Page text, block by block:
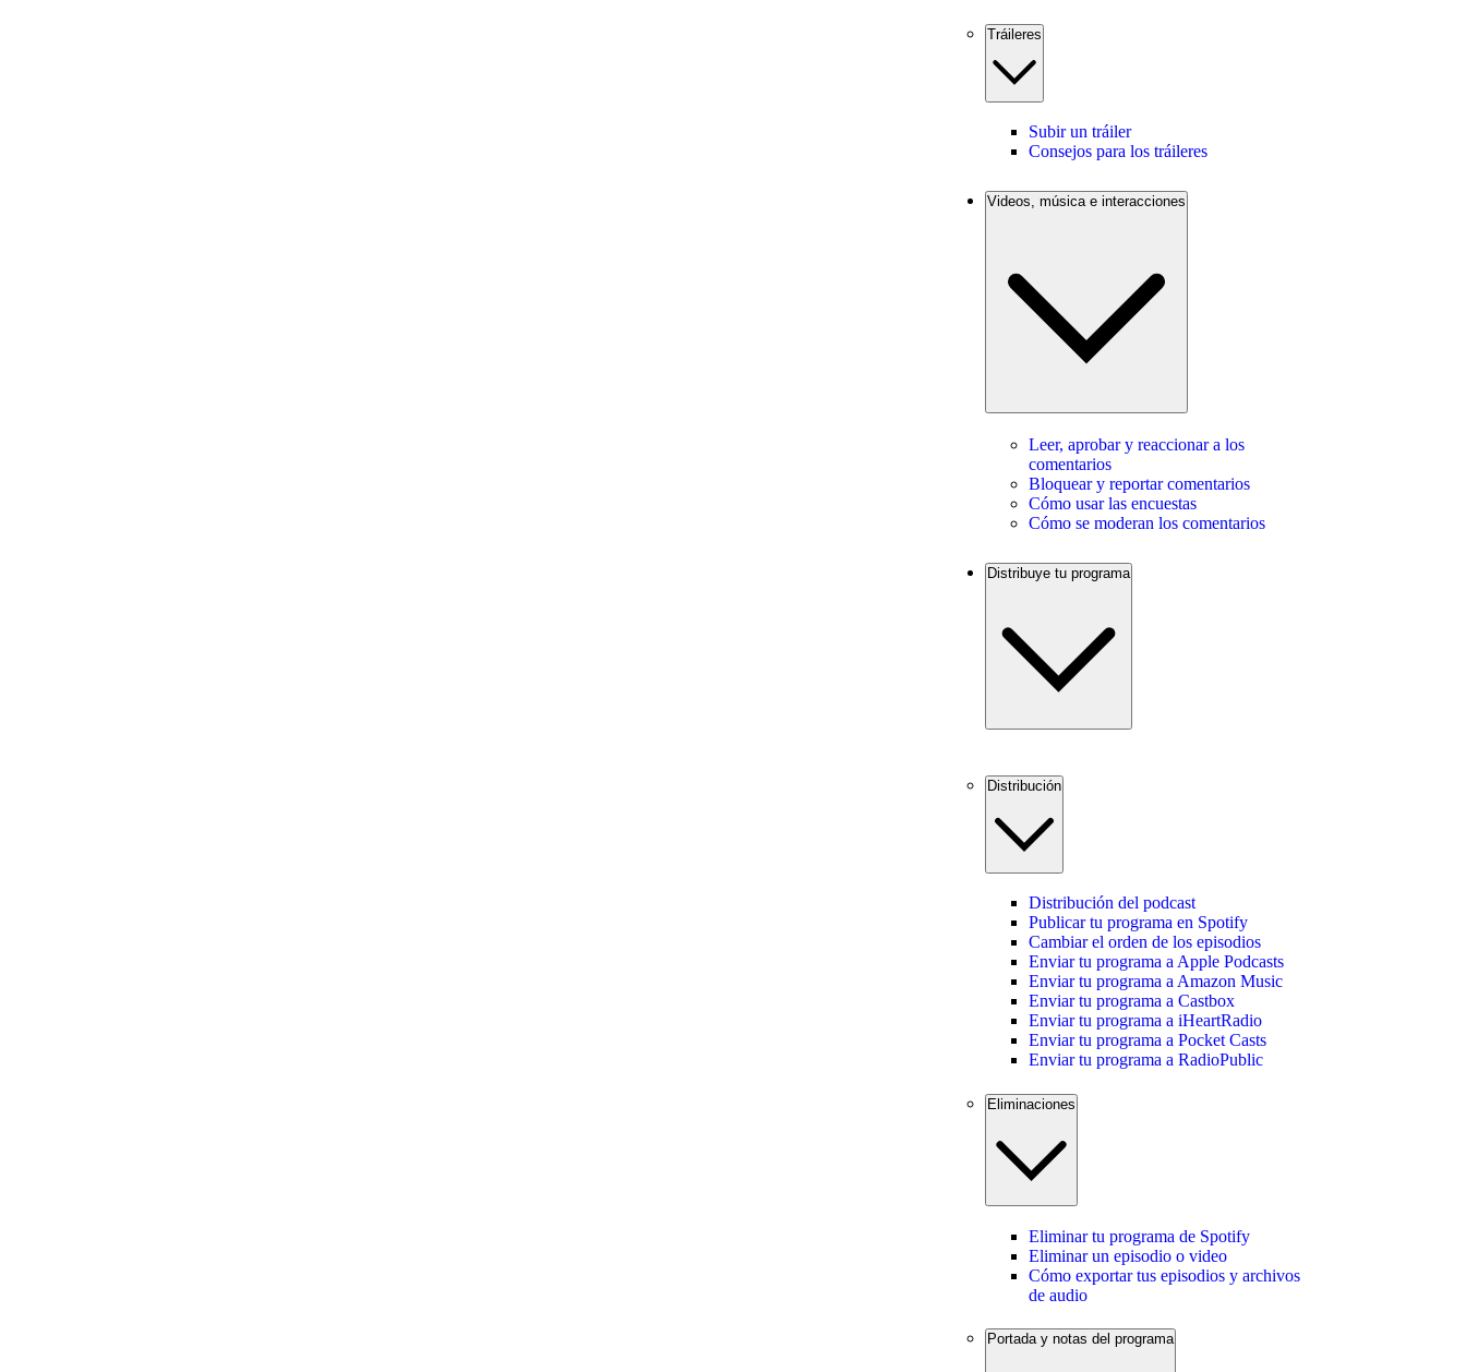
Tráileres
Subir un tráiler
Consejos para los tráileres
Videos, música e interacciones
Leer, aprobar y reaccionar a los
comentarios
Bloquear y reportar comentarios
Cómo usar las encuestas
Cómo se moderan los comentarios
Distribuye tu programa
Distribución
Distribución del podcast
Publicar tu programa en Spotify
Cambiar el orden de los episodios
Enviar tu programa a Apple Podcasts
Enviar tu programa a Amazon Music
Enviar tu programa a Castbox
Enviar tu programa a iHeartRadio
Enviar tu programa a Pocket Casts
Enviar tu programa a RadioPublic
Eliminaciones
Eliminar tu programa de Spotify
Eliminar un episodio o video
Cómo exportar tus episodios y archivos
de audio
Portada y notas del programa